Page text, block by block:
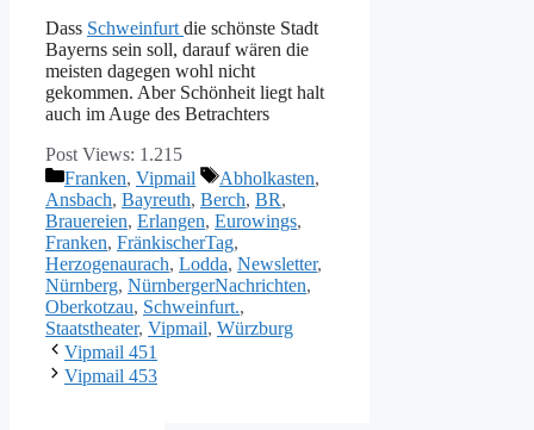
Dass Schweinfurt die schönste Stadt
Bayerns sein soll, darauf wären die
meisten dagegen wohl nicht
gekommen. Aber Schönheit liegt halt
auch im Auge des Betrachters
Post Views: 1.215
Kategorien
Franken, Vipmail Schlagwörter
Abholkasten,
Ansbach, Bayreuth, Berch, BR,
Brauereien, Erlangen, Eurowings,
Franken, FränkischerTag,
Herzogenaurach, Lodda, Newsletter,
Nürnberg, NürnbergerNachrichten,
Oberkotzau, Schweinfurt.,
Staatstheater, Vipmail, Würzburg
Vipmail 451
Vipmail 453